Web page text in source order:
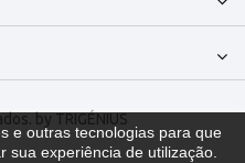
e outras tecnologias para que
sua experiência de utilização.
by TRIGÉNIUS